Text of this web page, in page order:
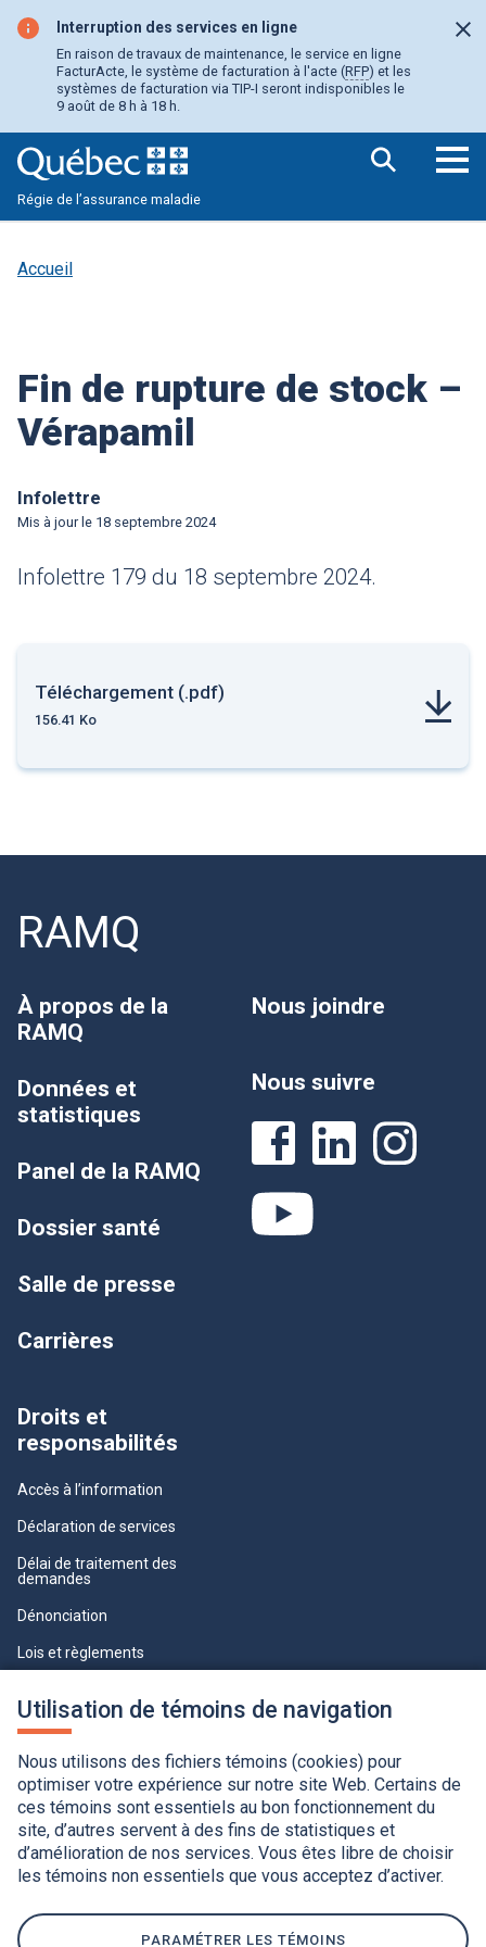
Utilisation de témoins de navigation
Nous utilisons des fichiers témoins (cookies) pour
optimiser votre expérience sur notre site Web. Certains de
ces témoins sont essentiels au bon fonctionnement du
site, d’autres servent à des fins de statistiques et
d’amélioration de nos services. Vous êtes libre de choisir
les témoins non essentiels que vous acceptez d’activer.
PARAMÉTRER LES TÉMOINS
contenu
principal
Interruption des services en ligne
En raison de travaux de maintenance, le service en ligne
FacturActe, le système de facturation à l'acte (RFP) et les
systèmes de facturation via TIP-I seront indisponibles le
9 août de 8 h à 18 h.
Régie de l’assurance maladie
Accueil
Fin de rupture de stock –
Vérapamil
Infolettre
Mis à jour le 18 septembre 2024
Infolettre 179 du 18 septembre 2024.
Téléchargement (.pdf)
156.41 Ko
RAMQ
À propos de la
RAMQ
Données et
statistiques
Panel de la RAMQ
Dossier santé
Salle de presse
Carrières
Droits et
responsabilités
Accès à l’information
Déclaration de services
Délai de traitement des
demandes
Dénonciation
Lois et règlements
professionnelle
Nous joindre
Nous suivre
Accessibilité
Application de la Charte de la langue française
Politique de confidentialité
Québec.ca
Ce